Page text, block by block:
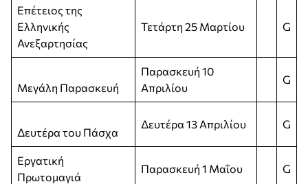
Επέτειος της
Ελληνικής
Ανεξαρτησίας
Τετάρτη 25 Μαρτίου G
Μεγάλη Παρασκευή
Παρασκευή 10
Απριλίου
G
Δευτέρα του Πάσχα
Δευτέρα 13 Απριλίου G
Εργατική
Πρωτομαγιά
Παρασκευή 1 Μαΐου G